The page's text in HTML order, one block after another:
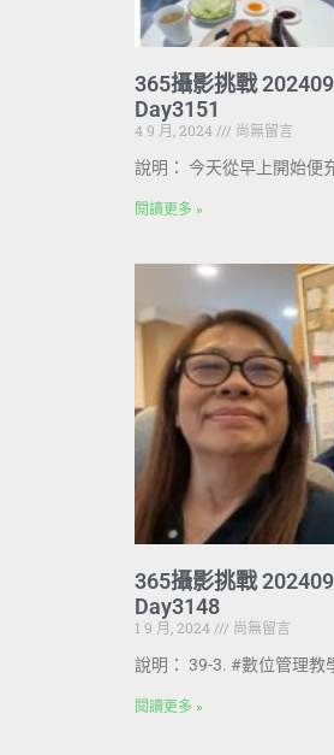
365攝影挑戰
Day3151
4 9 月, 2024
尚無留言
說明： 今天從早上開始便
閱讀更多 »
365攝影挑戰
Day3148
1 9 月, 2024
尚無留言
說明： 39-3. #數位管理教
閱讀更多 »